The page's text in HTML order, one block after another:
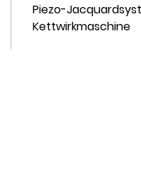
Piezo-
Kettwirkmaschine